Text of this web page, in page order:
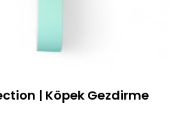
| Köpek Gezdirme